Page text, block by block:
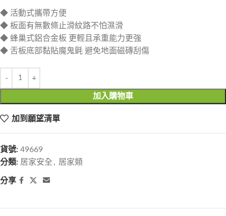
◆ 活動式攜帶方便
◆ 板面有無數條止滑紋路不怕濕滑
◆ 蜂巢式鋁合金板 更輕且承重能力更強
◆ 舌板底部黏貼魔鬼氈 避免地面磁磚刮傷
加入購物車
加到願望清單
貨號: 49669
分類: 居家安全 , 居家類
分享